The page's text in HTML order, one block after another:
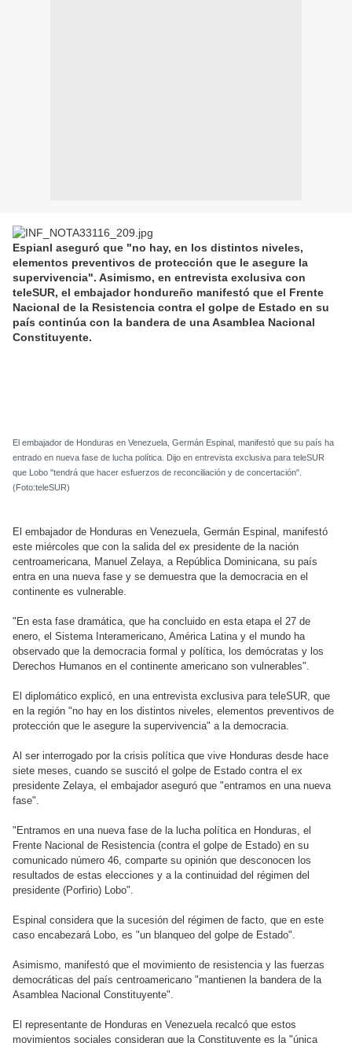
Espianl aseguró que "no hay, en los distintos niveles,
elementos preventivos de protección que le asegure la
supervivencia". Asimismo, en entrevista exclusiva con
teleSUR, el embajador hondureño manifestó que el Frente
Nacional de la Resistencia contra el golpe de Estado en su
país continúa con la bandera de una Asamblea Nacional
Constituyente.
El embajador de Honduras en Venezuela, Germán Espinal, manifestó que su país ha
entrado en nueva fase de lucha política. Dijo en entrevista exclusiva para teleSUR
que Lobo "tendrá que hacer esfuerzos de reconciliación y de concertación".
(Foto:teleSUR)
El embajador de Honduras en Venezuela, Germán Espinal, manifestó
este miércoles que con la salida del ex presidente de la nación
centroamericana, Manuel Zelaya, a República Dominicana, su país
entra en una nueva fase y se demuestra que la democracia en el
continente es vulnerable.
"En esta fase dramática, que ha concluido en esta etapa el 27 de
enero, el Sistema Interamericano, América Latina y el mundo ha
observado que la democracia formal y política, los demócratas y los
Derechos Humanos en el continente americano son vulnerables".
El diplomático explicó, en una entrevista exclusiva para teleSUR, que
en la región "no hay en los distintos niveles, elementos preventivos de
protección que le asegure la supervivencia" a la democracia.
Al ser interrogado por la crisis política que vive Honduras desde hace
siete meses, cuando se suscitó el golpe de Estado contra el ex
presidente Zelaya, el embajador aseguró que "entramos en una nueva
fase".
"Entramos en una nueva fase de la lucha política en Honduras, el
Frente Nacional de Resistencia (contra el golpe de Estado) en su
comunicado número 46, comparte su opinión que desconocen los
resultados de estas elecciones y a la continuidad del régimen del
presidente (Porfirio) Lobo".
Espinal considera que la sucesión del régimen de facto, que en este
caso encabezará Lobo, es "un blanqueo del golpe de Estado".
Asimismo, manifestó que el movimiento de resistencia y las fuerzas
democráticas del país centroamericano "mantienen la bandera de la
Asamblea Nacional Constituyente".
El representante de Honduras en Venezuela recalcó que estos
movimientos sociales consideran que la Constituyente es la "única